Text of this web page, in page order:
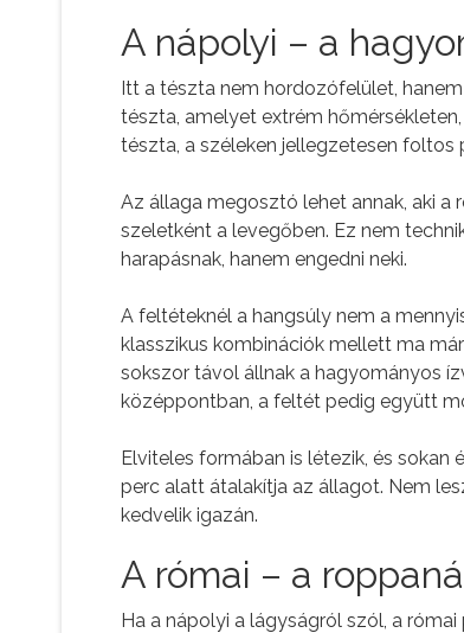
A nápolyi – a
Itt a tészta nem hordozófelület,
tészta, amelyet extrém
tészta, a széleken jellegzetesen foltos
Az állaga megosztó lehet annak, aki
szeletként a levegőben. Ez nem
harapásnak, hanem engedni neki.
A feltéteknél a hangsúly nem a
klasszikus kombinációk mellett ma
sokszor távol állnak a hagyományos
középpontban, a feltét pedig együtt
Elviteles formában is létezik, és
perc alatt átalakítja az állagot. Nem
kedvelik igazán.
A római – a
Ha a nápolyi a lágyságról szól, a